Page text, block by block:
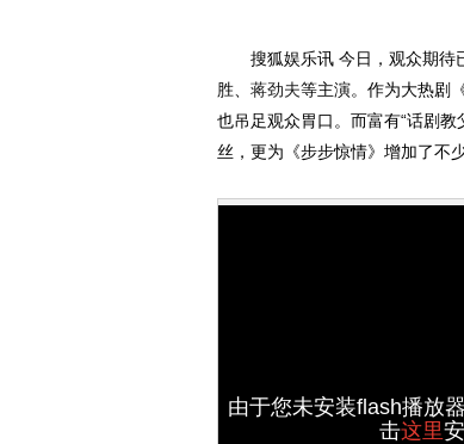
搜狐娱乐讯 今日，观众期待
胜、 蒋劲夫等主演。作为大热剧
也吊足观众胃口。而富有“话剧
丝，更为《步步惊情》增加了不
由于您未安装flash播放
击这里